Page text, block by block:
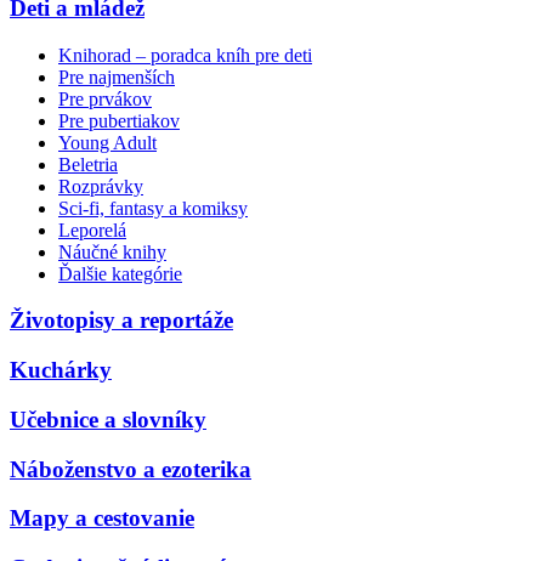
Deti a mládež
Knihorad – poradca kníh pre deti
Pre najmenších
Pre prvákov
Pre pubertiakov
Young Adult
Beletria
Rozprávky
Sci-fi, fantasy a komiksy
Leporelá
Náučné knihy
Ďalšie kategórie
Životopisy a reportáže
Kuchárky
Učebnice a slovníky
Náboženstvo a ezoterika
Mapy a cestovanie